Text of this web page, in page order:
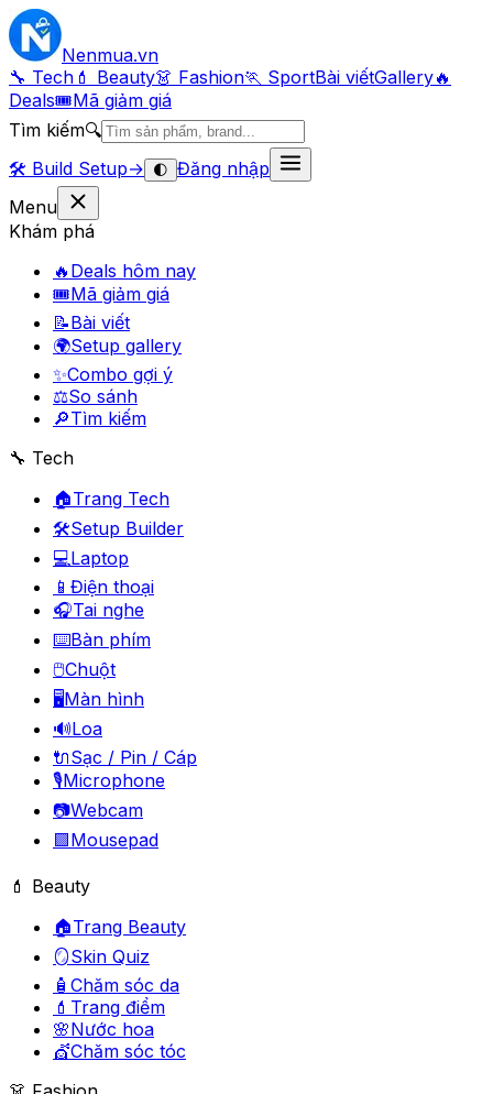
Nenmua.vn
🔧 Tech 💄 Beauty👗 Fashion🏃 SportBài viếtGallery🔥
Deals🎟Mã giảm giá
Tìm kiếm🔍
🛠️ Build Setup→ 🌓 Đăng nhập
Menu
Khám phá
🔥 Deals hôm nay
🎟Mã giảm giá
📝Bài viết
🌍Setup gallery
✨Combo gợi ý
⚖️So sánh
🔎Tìm kiếm
🔧 Tech
🏠Trang Tech
🛠️Setup Builder
💻Laptop
📱 Điện thoại
🎧Tai nghe
⌨️Bàn phím
🖱️Chuột
🖥️Màn hình
🔊Loa
🔌Sạc / Pin / Cáp
🎙️Microphone
📷Webcam
🟪Mousepad
💄 Beauty
🏠Trang Beauty
🪞Skin Quiz
🧴 Chăm sóc da
💄 Trang điểm
🌸Nước hoa
💇Chăm sóc tóc